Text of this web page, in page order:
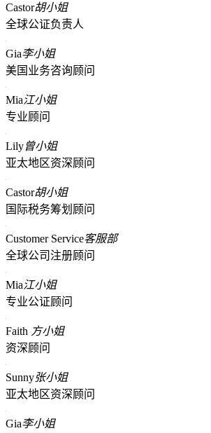
Castor胡小姐
全球公证负责人
Gia李小姐
美国业务咨询顾问
Mia江小姐
专业顾问
Lily曾小姐
亚太地区资深顾问
Castor胡小姐
国际税务筹划顾问
Customer Service客服部
全球公司注册顾问
Mia江小姐
专业公证顾问
Faith 方小姐
资深顾问
Sunny张小姐
亚太地区资深顾问
Gia李小姐